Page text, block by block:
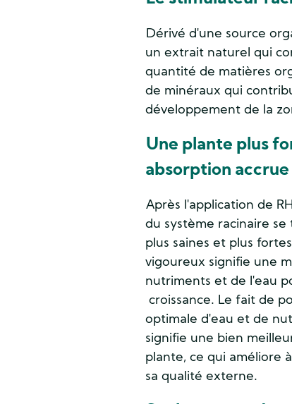
Dérivé d'une source
un extrait naturel qui
quantité de matières
de minéraux qui
développement de la
Une plante plus
absorption accrue
Après l'application de
du système racinaire
plus saines et plus
vigoureux signifie une
nutriments et de l'eau
croissance. Le fait de
optimale d'eau et de
signifie une bien
plante, ce qui améliore
sa qualité externe.